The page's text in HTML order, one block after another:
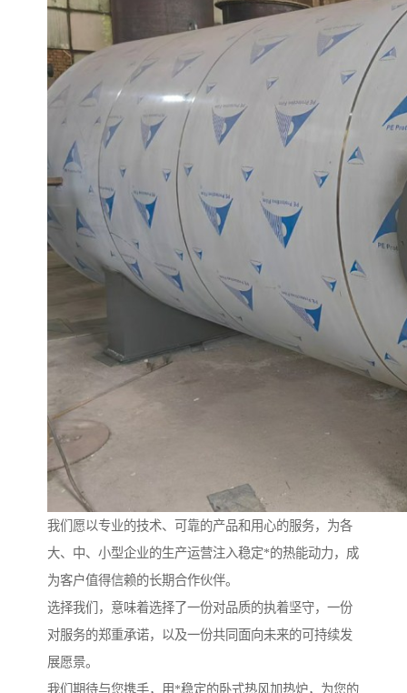
我们愿以专业的技术、可靠的产品和用心的服务，为各
大、中、小型企业的生产运营注入稳定*的热能动力，成
为客户值得信赖的长期合作伙伴。
选择我们，意味着选择了一份对品质的执着坚守，一份
对服务的郑重承诺，以及一份共同面向未来的可持续发
展愿景。
我们期待与您携手，用*稳定的卧式热风加热炉，为您的